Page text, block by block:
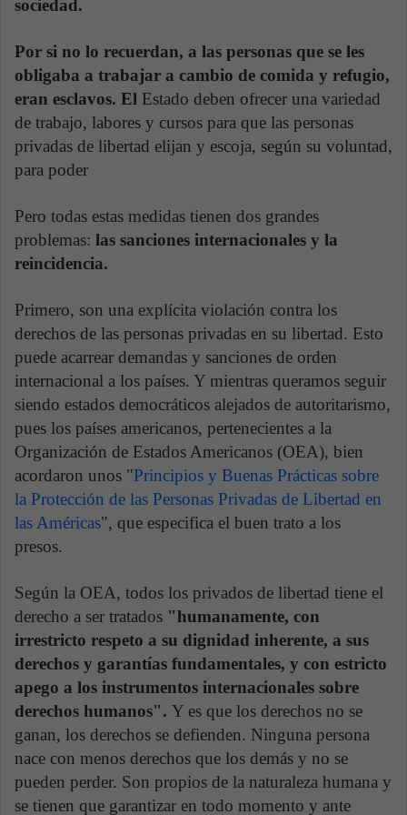
sociedad.
Por si no lo recuerdan, a las personas que se les
obligaba a trabajar a cambio de comida y refugio,
eran esclavos. El Estado deben ofrecer una variedad
de trabajo, labores y cursos para que las personas
privadas de libertad elijan y escoja, según su voluntad,
para poder
Pero todas estas medidas tienen dos grandes
problemas: las sanciones internacionales y la
reincidencia.
Primero, son una explícita violación contra los
derechos de las personas privadas en su libertad. Esto
puede acarrear demandas y sanciones de orden
internacional a los países. Y mientras queramos seguir
siendo estados democráticos alejados de autoritarismo,
pues los países americanos, pertenecientes a la
Organización de Estados Americanos (OEA), bien
acordaron unos "Principios y Buenas Prácticas sobre
la Protección de las Personas Privadas de Libertad en
las Américas", que especifica el buen trato a los
presos.
Según la OEA, todos los privados de libertad tiene el
derecho a ser tratados "humanamente, con
irrestricto respeto a su dignidad inherente, a sus
derechos y garantías fundamentales, y con estricto
apego a los instrumentos internacionales sobre
derechos humanos". Y es que los derechos no se
ganan, los derechos se defienden. Ninguna persona
nace con menos derechos que los demás y no se
pueden perder. Son propios de la naturaleza humana y
se tienen que garantizar en todo momento y ante